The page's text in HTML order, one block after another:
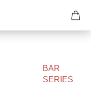
BAR
SERIES